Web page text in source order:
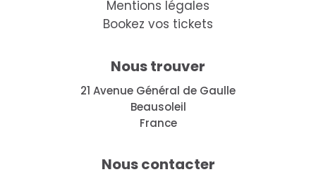
Mentions légales
Bookez vos tickets
Nous trouver
21 Avenue Général de Gaulle
Beausoleil
France
Nous contacter